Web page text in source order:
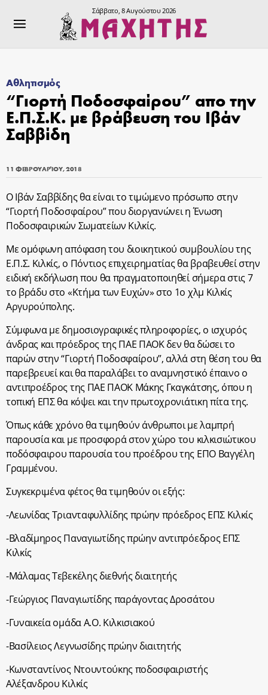
Σάββατο, 8 Αυγούστου 2026
Αθλητισμός
“Γιορτή Ποδοσφαίρου” απο την
Ε.Π.Σ.Κ. με βράβευση του Ιβάν
Σαββίδη
11 ΦΕΒΡΟΥΑΡΊΟΥ, 2018
Ο Ιβάν Σαββίδης θα είναι το τιμώμενο πρόσωπο στην
“Γιορτή Ποδοσφαίρου” που διοργανώνει η Ένωση
Ποδοσφαιρικών Σωματείων Κιλκίς.
Με ομόφωνη απόφαση του διοικητικού συμβουλίου της
Ε.Π.Σ. Κιλκίς, ο Πόντιος επιχειρηματίας θα βραβευθεί στην
ειδική εκδήλωση που θα πραγματοποιηθεί σήμερα στις 7
το βράδυ στο «Κτήμα των Ευχών» στο 1ο χλμ Κιλκίς
Αργυρούπολης.
Σύμφωνα με δημοσιογραφικές πληροφορίες, ο ισχυρός
άνδρας και πρόεδρος της ΠΑΕ ΠΑΟΚ δεν θα δώσει το
παρών στην “Γιορτή Ποδοσφαίρου”, αλλά στη θέση του θα
παρεβρευεί και θα παραλάβει το αναμνηστικό έπαινο ο
αντιπροέδρος της ΠΑΕ ΠΑΟΚ Μάκης Γκαγκάτσης, όπου η
τοπική ΕΠΣ θα κόψει και την πρωτοχρονιάτικη πίτα της.
Όπως κάθε χρόνο θα τιμηθούν άνθρωποι με λαμπρή
παρουσία και με προσφορά στον χώρο του κιλκισιώτικου
ποδόσφαιρου παρουσία του προέδρου της ΕΠΟ Βαγγέλη
Γραμμένου.
Συγκεκριμένα φέτος θα τιμηθούν οι εξής:
-Λεωνίδας Τριανταφυλλίδης πρώην πρόεδρος ΕΠΣ Κιλκίς
-Βλαδίμηρος Παναγιωτίδης πρώην αντιπρόεδρος ΕΠΣ
Κιλκίς
-Μάλαμας Τεβεκέλης διεθνής διαιτητής
-Γεώργιος Παναγιωτίδης παράγοντας Δροσάτου
-Γυναικεία ομάδα Α.Ο. Κιλκισιακού
-Βασίλειος Λεγνωσίδης πρώην διαιτητής
-Κωνσταντίνος Ντουντούκης ποδοσφαιριστής
Αλέξανδρου Κιλκίς